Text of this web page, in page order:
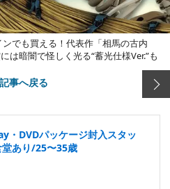
でも買える！代表作「相馬の古内
は暗闇で怪しく光る“蓄光仕様Ver.”も
事へ戻る
・DVDパッケージ封入スタッ
あり/25〜35歳